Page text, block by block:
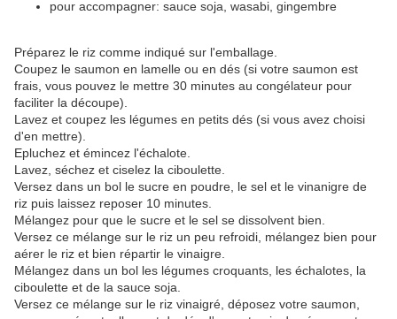
pour accompagner: sauce soja, wasabi, gingembre
Préparez le riz comme indiqué sur l'emballage.
Coupez le saumon en lamelle ou en dés (si votre saumon est
frais, vous pouvez le mettre 30 minutes au congélateur pour
faciliter la découpe).
Lavez et coupez les légumes en petits dés (si vous avez choisi
d'en mettre).
Epluchez et émincez l'échalote.
Lavez, séchez et ciselez la ciboulette.
Versez dans un bol le sucre en poudre, le sel et le vinanigre de
riz puis laissez reposer 10 minutes.
Mélangez pour que le sucre et le sel se dissolvent bien.
Versez ce mélange sur le riz un peu refroidi, mélangez bien pour
aérer le riz et bien répartir le vinaigre.
Mélangez dans un bol les légumes croquants, les échalotes, la
ciboulette et de la sauce soja.
Versez ce mélange sur le riz vinaigré, déposez votre saumon,